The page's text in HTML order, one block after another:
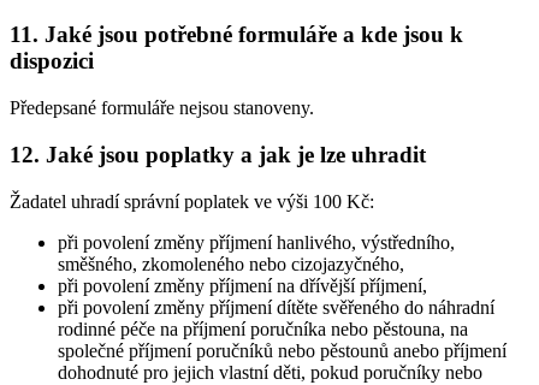
11. Jaké jsou potřebné formuláře a kde jsou k
dispozici
Předepsané formuláře nejsou stanoveny.
12. Jaké jsou poplatky a jak je lze uhradit
Žadatel uhradí správní poplatek ve výši 100 Kč:
při povolení změny příjmení hanlivého, výstředního,
směšného, zkomoleného nebo cizojazyčného,
při povolení změny příjmení na dřívější příjmení,
při povolení změny příjmení dítěte svěřeného do náhradní
rodinné péče na příjmení poručníka nebo pěstouna, na
společné příjmení poručníků nebo pěstounů anebo příjmení
dohodnuté pro jejich vlastní děti, pokud poručníky nebo